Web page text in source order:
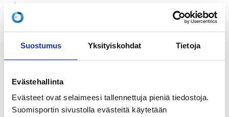
Suostumus Yksityiskohdat Tietoja
Evästehallinta
Evästeet ovat selaimeesi tallennettuja pieniä tiedostoja.
Suomisportin sivustolla evästeitä käytetään
Yksi harjoitus 15,00 €
ADDITIONAL INFORMATION
Petteri Maunu
INSTRUCTORS
Tatu Maunu